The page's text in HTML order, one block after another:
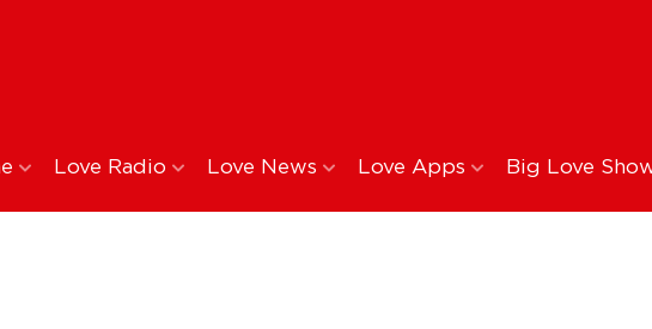
Love Radio Love News Love Apps Big Love